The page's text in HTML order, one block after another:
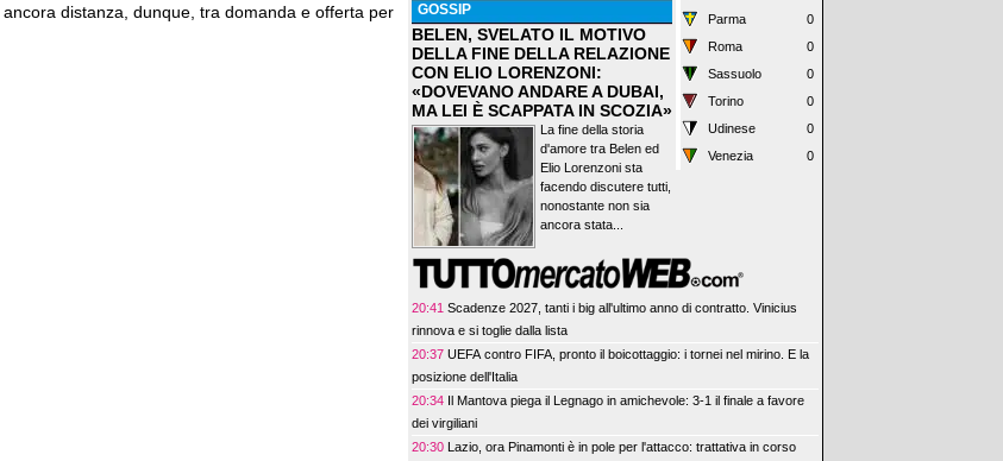
distanza, dunque, tra domanda e offerta per
GOSSIP
BELEN, SVELATO IL MOTIVO
DELLA FINE DELLA RELAZIONE
CON ELIO LORENZONI:
«DOVEVANO ANDARE A DUBAI,
MA LEI È SCAPPATA IN SCOZIA»
La fine della storia
d'amore tra Belen ed
Elio Lorenzoni sta
facendo discutere tutti,
nonostante non sia
ancora stata...
Parma
0
Roma
0
Sassuolo
0
Torino
0
Udinese
0
Venezia
0
20:41 Scadenze 2027, tanti i big all'ultimo anno di contratto. Vinicius
rinnova e si toglie dalla lista
20:37 UEFA contro FIFA, pronto il boicottaggio: i tornei nel mirino. E la
posizione dell'Italia
20:34 Il Mantova piega il Legnago in amichevole: 3-1 il finale a favore
dei virgiliani
20:30 Lazio, ora Pinamonti è in pole per l'attacco: trattativa in corso